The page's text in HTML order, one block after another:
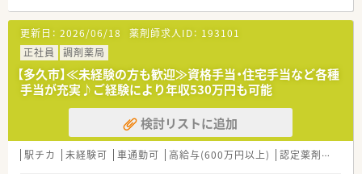
【店舗情報と応需状況について】
■東多久駅からお車で3分ほどの場所に位置しており、複数名の
体制で協力しながら日々の業務にあたっている店舗です。
■門前の総合病院から内科や外科をはじめとした、非常に幅広い
多科目の処方箋を1日あたり80枚から100枚ほど応需していま
す。
■繁忙期には応需枚数が増加しますが、最新の調剤システムをい
ち早く導入することで日々の業務の効率化と安全性を図ってい
【募集背景と求める人物像について】
更新日： 2026/06/18 薬剤師求人ID： 193101
正社員
調剤薬局
【多久市】≪未経験の方も歓迎≫資格手当・住宅手当など各種
手当が充実♪ご経験により年収530万円も可能
検討リストに追加
駅チカ 未経験可 車通勤可 高給与(600万円以上) 認定薬剤師取得支援あり